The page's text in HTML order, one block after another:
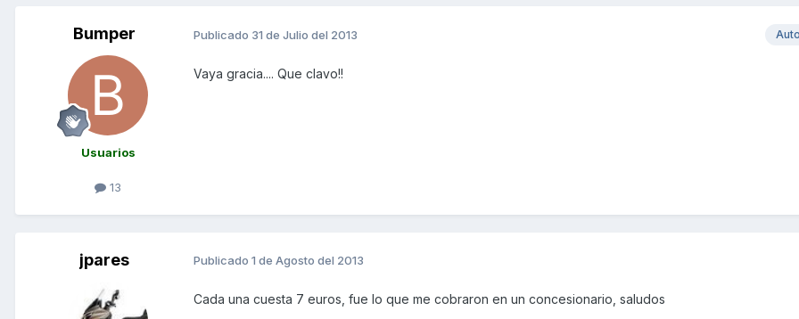
Bumper
Usuarios
13
Publicado 31 de Julio del 2013
Vaya gracia.... Que clavo!!
jpares Publicado 1 de Agosto del 2013
Cada una cuesta 7 euros, fue lo que me cobraron en un concesionario, saludos